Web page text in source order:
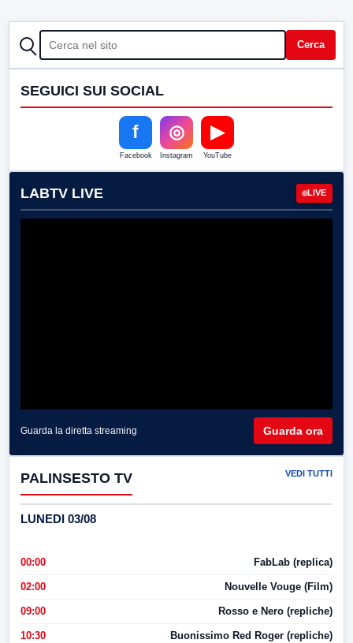
CERCA Cerca
SEGUICI SUI SOCIAL
f
Facebook
◎
Instagram
▶
YouTube
LABTV LIVE LIVE
Guarda la diretta streaming Guarda ora
PALINSESTO TV VEDI TUTTI
LUNEDI 03/08
00:00 FabLab (replica)
02:00 Nouvelle Vouge (Film)
09:00 Rosso e Nero (repliche)
10:30 Buonissimo Red Roger (repliche)